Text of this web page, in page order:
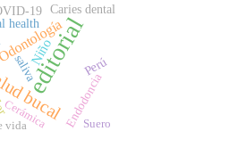
editorial
bucal
Niño
Caries dental
Perú
health
saliva
Endodoncia
19
vida Suero
Cerámica